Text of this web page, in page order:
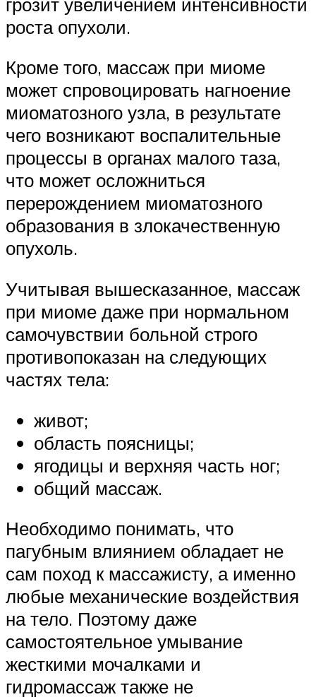
роста опухоли.
Кроме того, массаж при миоме
может спровоцировать нагноение
миоматозного узла, в результате
чего возникают воспалительные
процессы в органах малого таза,
что может осложниться
перерождением миоматозного
образования в злокачественную
опухоль.
Учитывая вышесказанное, массаж
при миоме даже при нормальном
самочувствии больной строго
противопоказан на следующих
частях тела:
живот;
область поясницы;
ягодицы и верхняя часть ног;
общий массаж.
Необходимо понимать, что
пагубным влиянием обладает не
сам поход к массажисту, а именно
любые механические воздействия
на тело. Поэтому даже
самостоятельное умывание
жесткими мочалками и
гидромассаж также не